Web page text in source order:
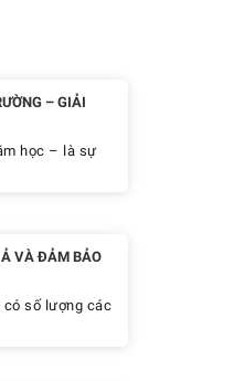
– GIẢI
học – là sự
VÀ ĐẢM BẢO
số lượng các